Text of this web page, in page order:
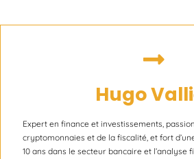
Hugo
Expert en finance et investissements,
cryptomonnaies et de la fiscalité, et fort
10 ans dans le secteur bancaire et l’analyse